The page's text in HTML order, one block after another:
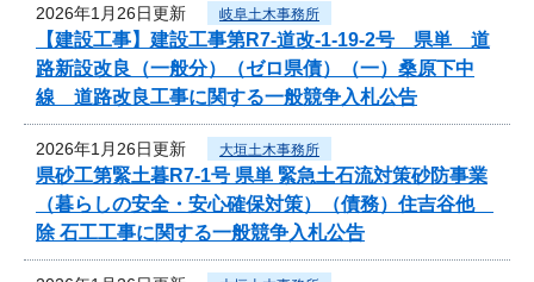
2026年1月26日更新 岐阜土木事務所
【建設工事】建設工事第R7-道改-1-19-2号 県単 道
路新設改良（一般分）（ゼロ県債）（一）桑原下中
線 道路改良工事に関する一般競争入札公告
2026年1月26日更新 大垣土木事務所
県砂工第緊土暮R7-1号 県単 緊急土石流対策砂防事業
（暮らしの安全・安心確保対策）（債務）住吉谷他
除 石工工事に関する一般競争入札公告